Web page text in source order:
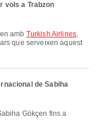
vols a Trabzon
amb Turkish Airlines,
que serveixen aquest
de Sabiha